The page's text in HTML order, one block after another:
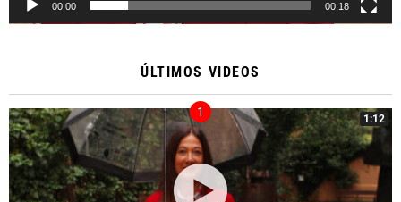
00:00 00:18
ÚLTIMOS VIDEOS
1:12